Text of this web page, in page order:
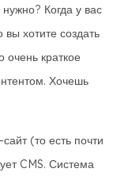
Когда у вас
вы хотите создать
очень краткое
Хочешь
(то есть почти
CMS. Система